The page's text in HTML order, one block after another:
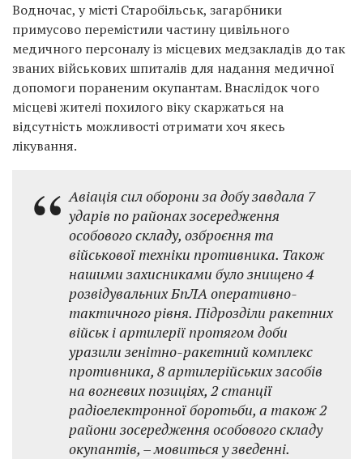
Водночас, у місті Старобільськ, загарбники
примусово перемістили частину цивільного
медичного персоналу із місцевих медзакладів до так
званих військових шпиталів для надання медичної
допомоги пораненим окупантам. Внаслідок чого
місцеві жителі похилого віку скаржаться на
відсутність можливості отримати хоч якесь
лікування.
Авіація сил оборони за добу завдала 7
ударів по районах зосередження
особового складу, озброєння та
військової техніки противника. Також
нашими захисниками було знищено 4
розвідувальних БпЛА оперативно-
тактичного рівня. Підрозділи ракетних
військ і артилерії протягом доби
уразили зенітно-ракетний комплекс
противника, 8 артилерійських засобів
на вогневих позиціях, 2 станції
радіоелектронної боротьби, а також 2
райони зосередження особового складу
окупантів, – мовиться у зведенні.